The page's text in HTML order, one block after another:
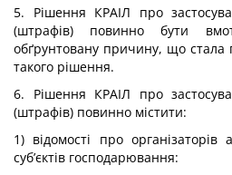
5. Рішення КРАІЛ про
(штрафів) повинно бути
обґрунтовану причину, що стала
такого рішення.
6. Рішення КРАІЛ про
(штрафів) повинно містити:
1) відомості про
суб’єктів господарювання: